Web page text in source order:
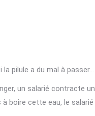
la pilule a du mal à passer…
un salarié contracte
à boire cette eau, le